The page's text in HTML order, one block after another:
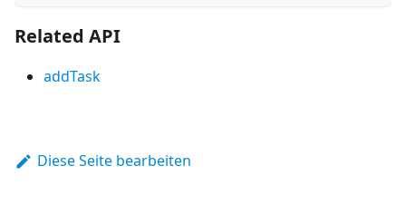
Related API
addTask
Diese Seite bearbeiten